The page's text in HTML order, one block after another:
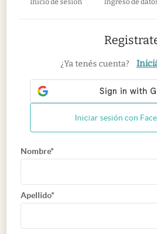
Inicio de sesión Ingreso de
¿Ya tenés cuenta?
Iniciar sesión con
Nombre*
Apellido*